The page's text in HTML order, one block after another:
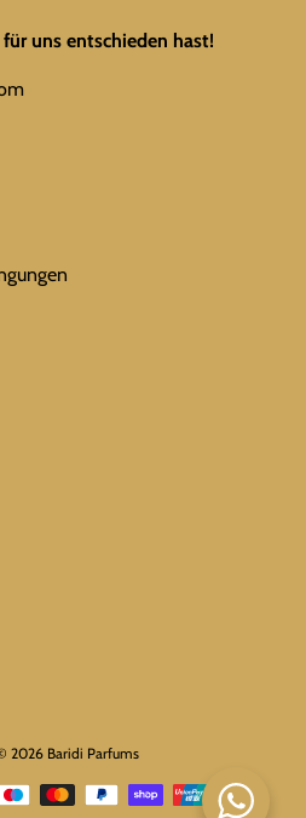
uns entschieden hast!
2026 Baridi Parfums